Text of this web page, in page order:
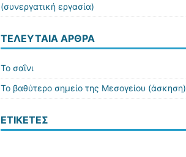
(συνεργατική εργασία)
ΤΕΛΕΥΤΑΊΑ ΆΡΘΡΑ
Το σαΐνι
Το βαθύτερο σημείο της Μεσογείου (άσκηση)
ΕΤΙΚΈΤΕΣ